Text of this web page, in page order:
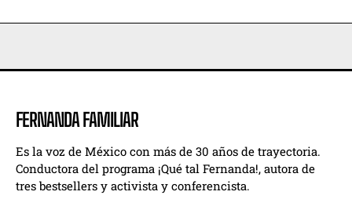
FERNANDA FAMILIAR
Es la voz de México con más de 30 años de trayectoria.
Conductora del programa ¡Qué tal Fernanda!, autora de
tres bestsellers y activista y conferencista.